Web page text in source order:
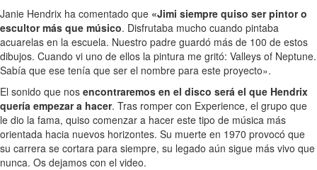
Janie Hendrix ha comentado que «Jimi siempre quiso ser pintor o
escultor más que músico. Disfrutaba mucho cuando pintaba
acuarelas en la escuela. Nuestro padre guardó más de 100 de estos
dibujos. Cuando vi uno de ellos la pintura me gritó: Valleys of Neptune.
Sabía que ese tenía que ser el nombre para este proyecto».
El sonido que nos encontraremos en el disco será el que Hendrix
quería empezar a hacer. Tras romper con Experience, el grupo que
le dio la fama, quiso comenzar a hacer este tipo de música más
orientada hacia nuevos horizontes. Su muerte en 1970 provocó que
su carrera se cortara para siempre, su legado aún sigue más vivo que
nunca. Os dejamos con el video.